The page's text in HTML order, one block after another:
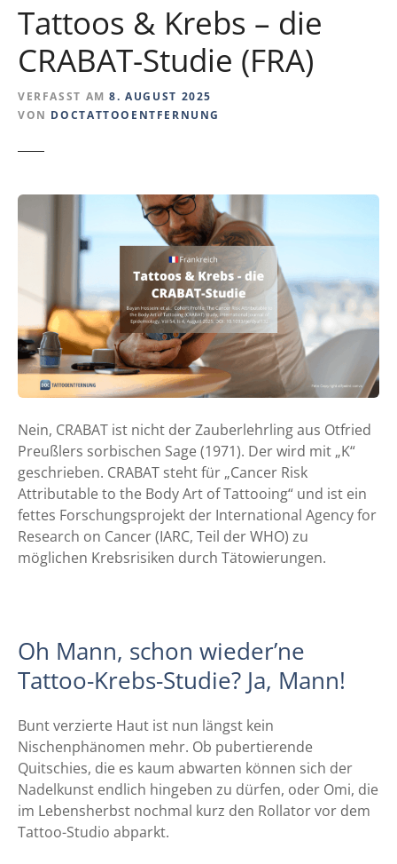
Tattoos & Krebs – die
CRABAT-Studie (FRA)
VERFASST AM 8. AUGUST 2025
VON DOCTATTOOENTFERNUNG
Nein, CRABAT ist nicht der Zauberlehrling aus Otfried
Preußlers sorbischen Sage (1971). Der wird mit „K“
geschrieben. CRABAT steht für „Cancer Risk
Attributable to the Body Art of Tattooing“ und ist ein
fettes Forschungsprojekt der International Agency for
Research on Cancer (IARC, Teil der WHO) zu
möglichen Krebsrisiken durch Tätowierungen.
Oh Mann, schon wieder’ne
Tattoo-Krebs-Studie? Ja, Mann!
Bunt verzierte Haut ist nun längst kein
Nischenphänomen mehr. Ob pubertierende
Quitschies, die es kaum abwarten können sich der
Nadelkunst endlich hingeben zu dürfen, oder Omi, die
im Lebensherbst nochmal kurz den Rollator vor dem
Tattoo-Studio abparkt.